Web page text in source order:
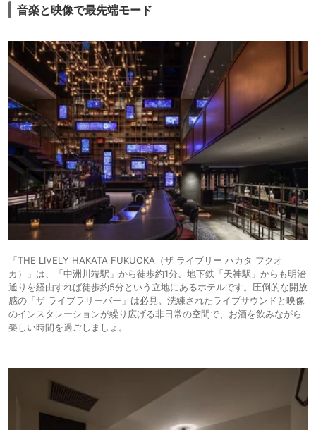
ル福岡天神南
マーナ福岡（ホテ
ルモントレグルー
プ）
icotto 楽天トラベル
ビジネス
西鉄グランドホテ
ル
9,811円〜
icotto
10,700円〜
楽天トラベル
シティホ
テル
音楽と映像で最先端モード
「THE LIVELY HAKATA FUKUOKA（ザ ライブリー ハカタ フクオ
カ）」は、「中洲川端駅」から徒歩約1分、地下鉄「天神駅」からも明治
通りを経由すれば徒歩約5分という立地にあるホテルです。圧倒的な開放
感の「ザ ライブラリーバー」は必見。洗練されたライブサウンドと映像
のインスタレーションが繰り広げる非日常の空間で、お酒を飲みながら
楽しい時間を過ごしましょ。